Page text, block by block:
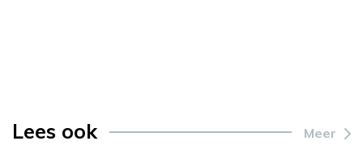
Lees ook Meer